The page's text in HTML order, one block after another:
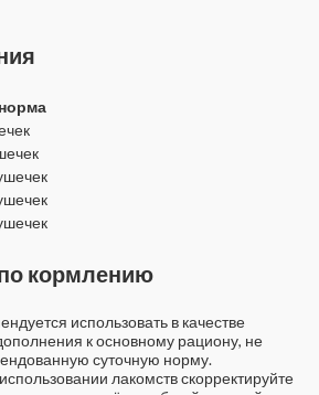
кормлению
использовать в качестве
к основному рациону, не
суточную норму.
лакомств скорректируйте